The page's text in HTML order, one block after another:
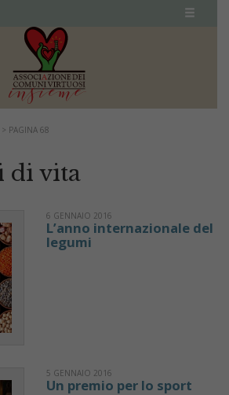
> PAGINA 68
di vita
6 GENNAIO 2016
L’anno internazionale del
legumi
5 GENNAIO 2016
Un premio per lo sport